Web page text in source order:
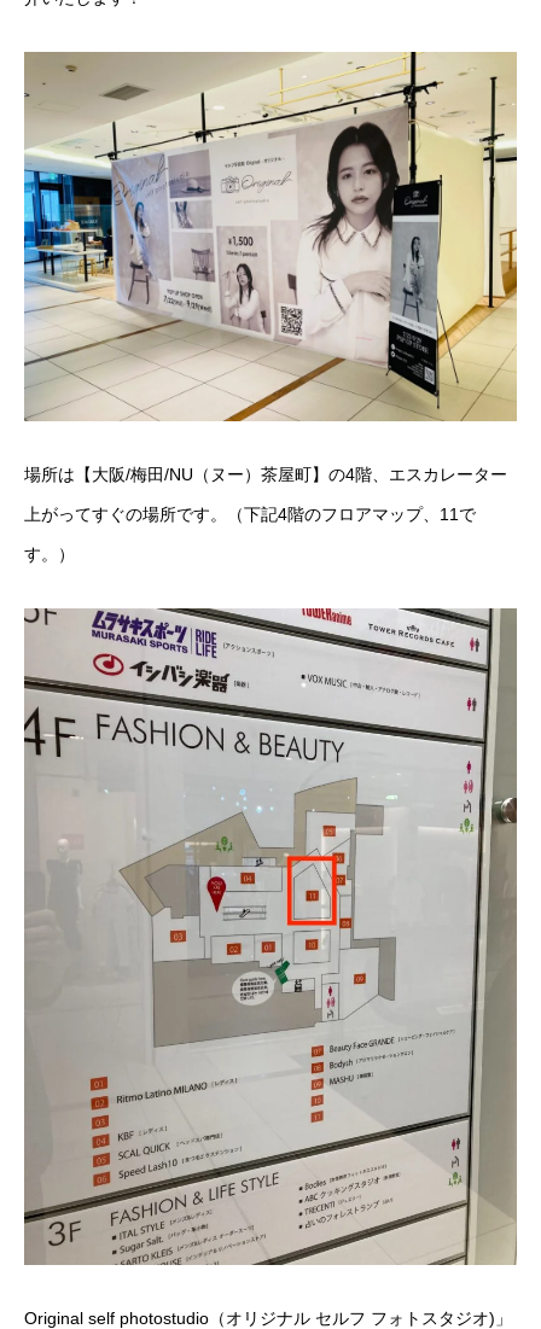
場所は【大阪/梅田/NU（ヌー）茶屋町】の4階、エスカレーター
上がってすぐの場所です。（下記4階のフロアマップ、11で
す。）
Original self photostudio（オリジナル セルフ フォトスタジオ)」